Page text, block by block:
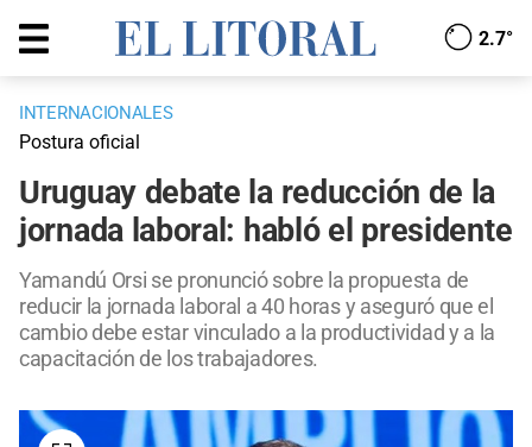
2.7°
INTERNACIONALES
Postura oficial
Uruguay debate la reducción de la
jornada laboral: habló el presidente
Yamandú Orsi se pronunció sobre la propuesta de
reducir la jornada laboral a 40 horas y aseguró que el
cambio debe estar vinculado a la productividad y a la
capacitación de los trabajadores.